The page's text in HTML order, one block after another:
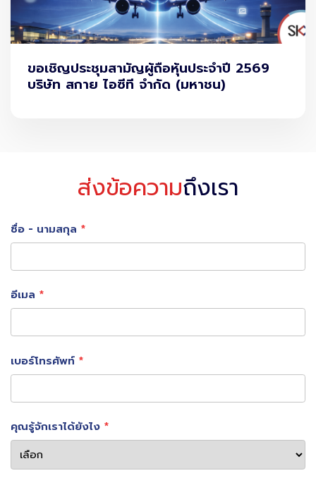
ขอเชิญประชุมสามัญผู้ถือหุ้นประจำปี 2569
บริษัท สกาย ไอซีที จำกัด (มหาชน)
ส่งข้อความถึงเรา
ชื่อ - นามสกุล
อีเมล
เบอร์โทรศัพท์
คุณรู้จักเราได้ยังไง